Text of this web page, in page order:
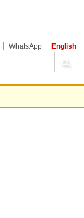
WhatsApp English